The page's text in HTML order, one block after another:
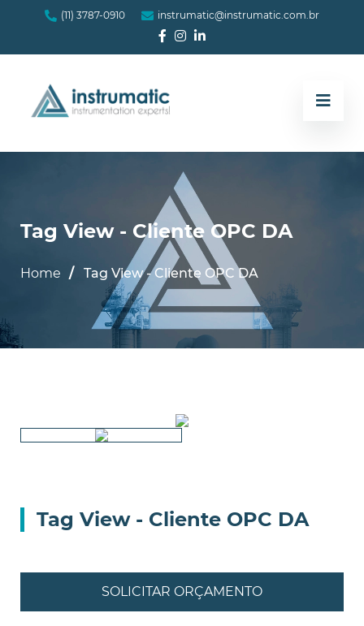
(11) 3787-0910 instrumatic@instrumatic.com.br
Tag View - Cliente OPC DA
Home Tag View - Cliente OPC DA
Tag View - Cliente OPC DA
SOLICITAR ORÇAMENTO